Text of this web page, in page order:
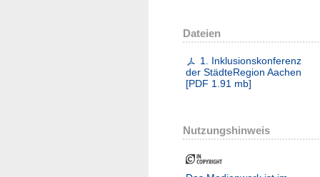
Dateien
1. Inklusionskonferenz
der StädteRegion Aachen
[PDF 1.91 mb]
Nutzungshinweis